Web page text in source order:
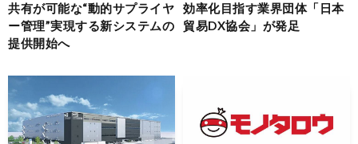
共有が可能な“動的サプライヤ
ー管理”実現する新システムの
提供開始へ
効率化目指す業界団体「日本
貿易DX協会」が発足